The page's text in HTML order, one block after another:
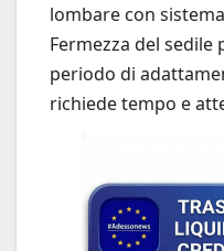
lombare con
Fermezza del
periodo di
richiede tempo e